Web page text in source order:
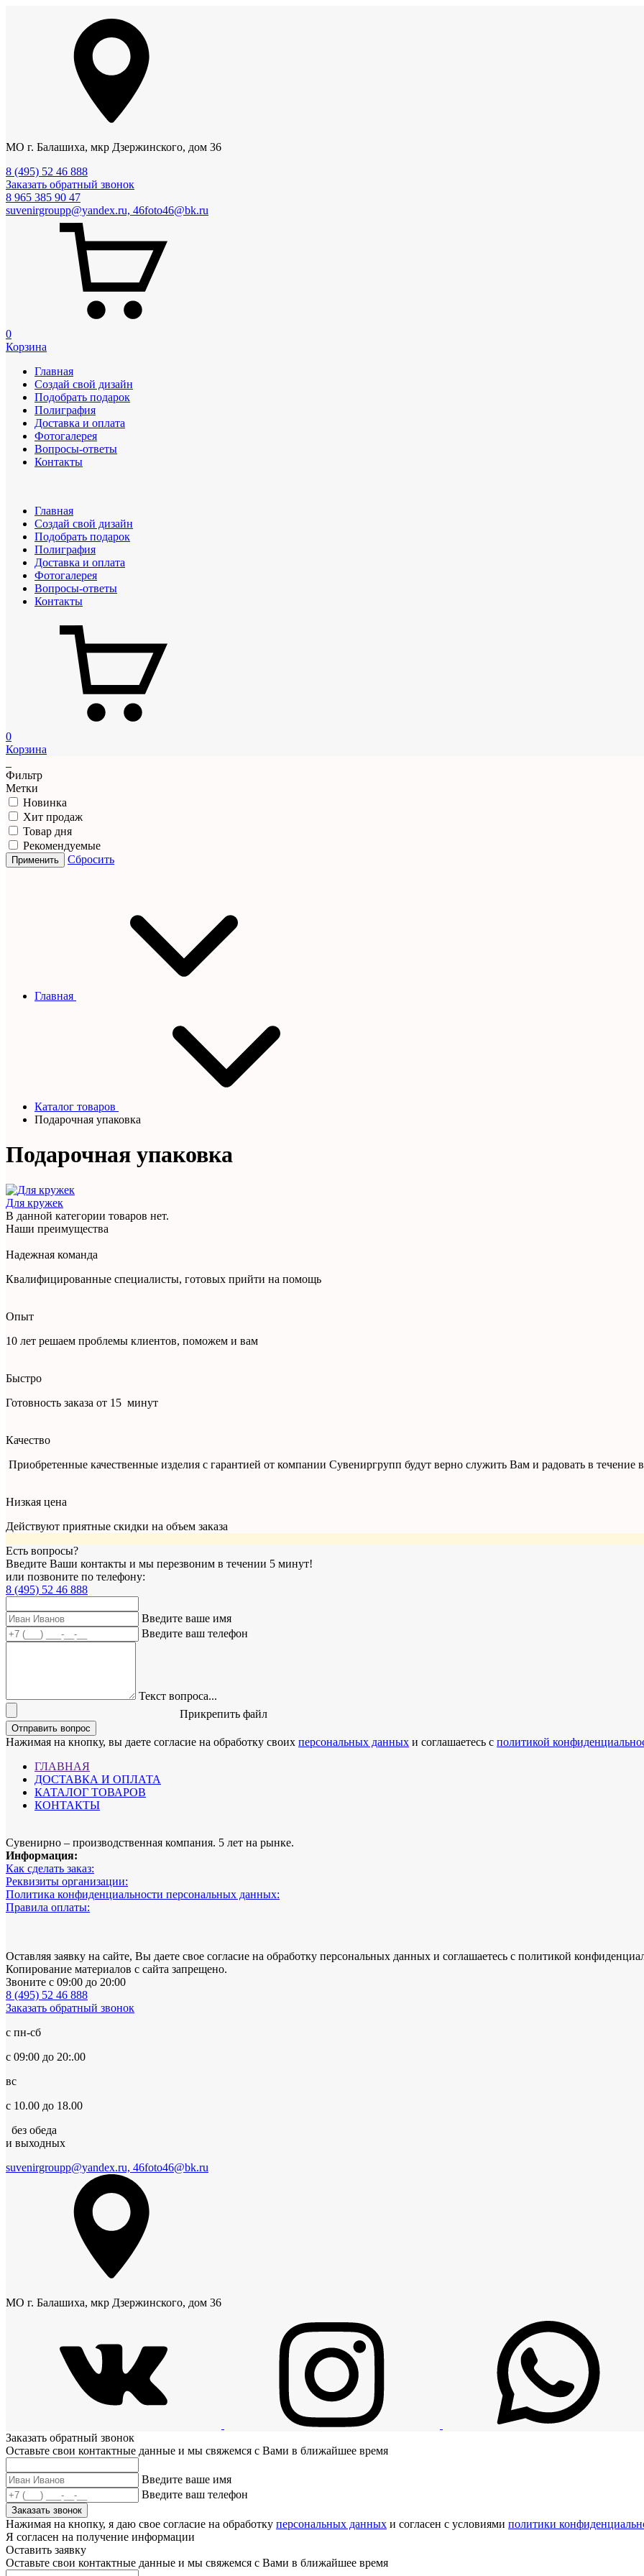
МО г. Балашиха, мкр Дзержинского, дом 36
8 (495) 52 46 888
Заказать обратный звонок
8 965 385 90 47
suvenirgroupp@yandex.ru, 46foto46@bk.ru
0
Корзина
Главная
Создай свой дизайн
Подобрать подарок
Полиграфия
Доставка и оплата
Фотогалерея
Вопросы-ответы
Контакты
Главная
Создай свой дизайн
Подобрать подарок
Полиграфия
Доставка и оплата
Фотогалерея
Вопросы-ответы
Контакты
0
Корзина
Фильтр
Метки
Новинка
Хит продаж
Товар дня
Рекомендуемые
Применить Сбросить
Главная
Каталог товаров
Подарочная упаковка
Подарочная упаковка
Для кружек
В данной категории товаров нет.
Наши преимущества
Надежная команда
Квалифицированные специалисты, готовых прийти на помощь
Опыт
10 лет решаем проблемы клиентов, поможем и вам
Быстро
Готовность заказа от 15 минут
Качество
Приобретенные качественные изделия с гарантией от компании Сувениргрупп будут верно служить Вам и радовать в течение
Низкая цена
Действуют приятные скидки на объем заказа
Есть вопросы?
Введите Ваши контакты и мы перезвоним в течении 5 минут!
или позвоните по телефону:
8 (495) 52 46 888
Введите ваше имя
Введите ваш телефон
Текст вопроса...
Прикрепить файл
Отправить вопрос
Нажимая на кнопку, вы даете согласие на обработку своих персональных данных и соглашаетесь с политикой
ГЛАВНАЯ
ДОСТАВКА И ОПЛАТА
КАТАЛОГ ТОВАРОВ
КОНТАКТЫ
Сувенирно – производственная компания. 5 лет на рынке.
Информация:
Как сделать заказ:
Реквизиты организации:
Политика конфиденциальности персональных данных:
Правила оплаты:
Оставляя заявку на сайте, Вы даете свое согласие на обработку персональных данных и соглашаетесь c политикой
Копирование материалов с сайта запрещено.
Звоните с 09:00 до 20:00
8 (495) 52 46 888
Заказать обратный звонок
с пн-сб
с 09:00 до 20:.00
вс
с 10.00 до 18.00
без обеда
и выходных
suvenirgroupp@yandex.ru, 46foto46@bk.ru
МО г. Балашиха, мкр Дзержинского, дом 36
Заказать обратный звонок
Оставьте свои контактные данные и мы свяжемся с Вами в ближайшее время
Введите ваше имя
Введите ваш телефон
Заказать звонок
Нажимая на кнопку, я даю свое согласие на обработку персональных данных и согласен с условиями политики
Я согласен на получение информации
Оставить заявку
Оставьте свои контактные данные и мы свяжемся с Вами в ближайшее время